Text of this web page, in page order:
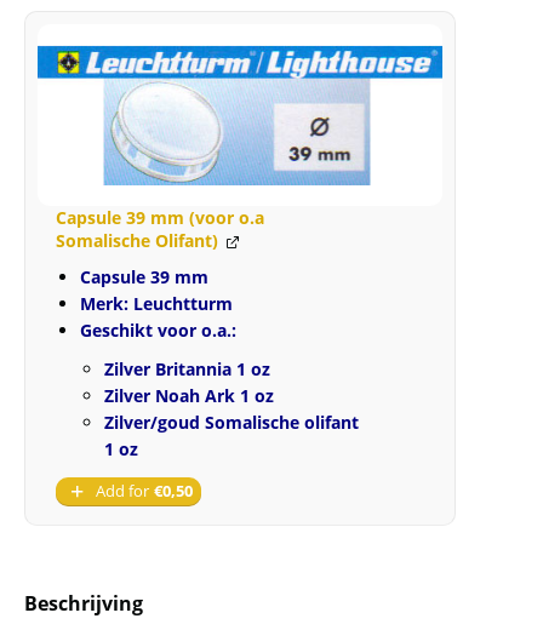
2001
aantal
Capsule 39 mm (voor o.a
Somalische Olifant)
Capsule 39 mm
Merk: Leuchtturm
Geschikt voor o.a.:
Zilver Britannia 1 oz
Zilver Noah Ark 1 oz
Zilver/goud Somalische olifant
1 oz
Add for €0,50
Beschrijving